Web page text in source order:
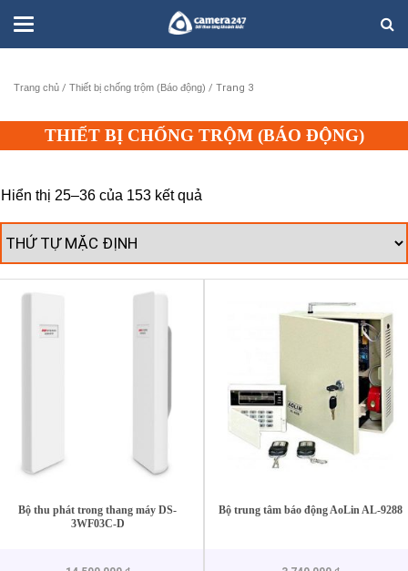
Trang chủ / Thiết bị chống trộm (Báo động) / Trang 3
THIẾT BỊ CHỐNG TRỘM (BÁO ĐỘNG)
Hiển thị 25–36 của 153 kết quả
Bộ thu phát trong thang máy DS-
3WF03C-D
Bộ trung tâm báo động AoLin AL-9288